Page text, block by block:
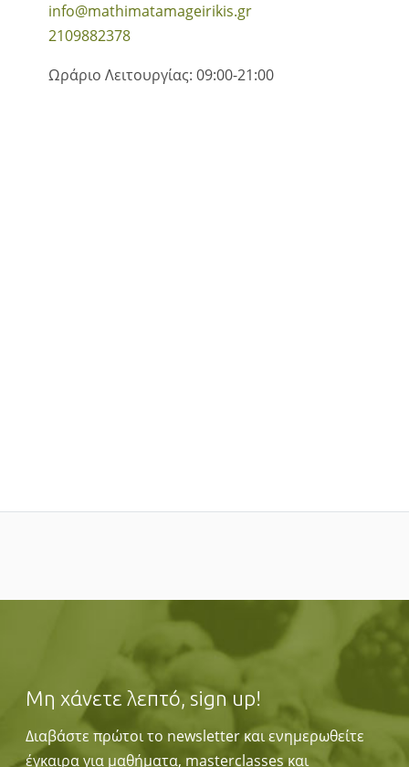
info@mathimatamageirikis.gr
2109882378
Ωράριο Λειτουργίας: 09:00-21:00
Μη χάνετε λεπτό, sign up!
Διαβάστε πρώτοι το newsletter και ενημερωθείτε
έγκαιρα για μαθήματα, masterclasses και